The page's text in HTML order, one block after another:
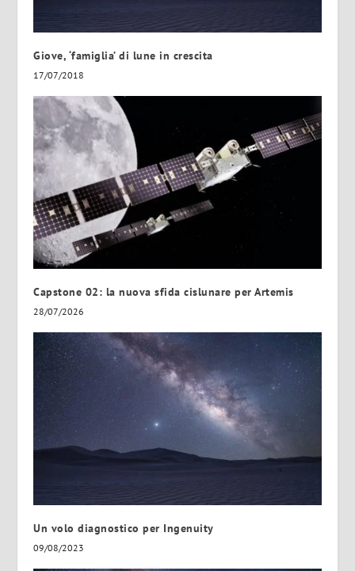
Giove, ‘famiglia’ di lune in crescita
17/07/2018
Capstone 02: la nuova sfida cislunare per Artemis
28/07/2026
Un volo diagnostico per Ingenuity
09/08/2023